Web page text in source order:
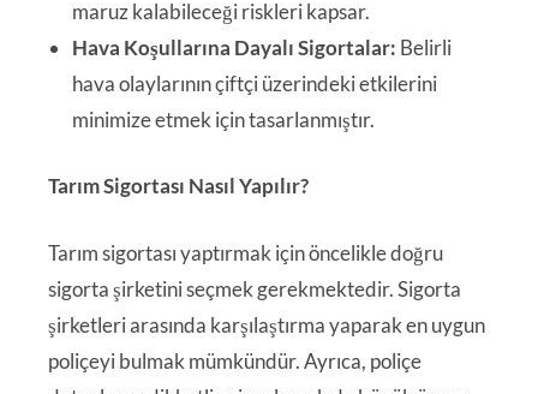
maruz kalabileceği riskleri kapsar.
Hava Koşullarına Dayalı Sigortalar: Belirli
hava olaylarının çiftçi üzerindeki etkilerini
minimize etmek için tasarlanmıştır.
Tarım Sigortası Nasıl Yapılır?
Tarım sigortası yaptırmak için öncelikle doğru
sigorta şirketini seçmek gerekmektedir. Sigorta
şirketleri arasında karşılaştırma yaparak en uygun
poliçeyi bulmak mümkündür. Ayrıca, poliçe